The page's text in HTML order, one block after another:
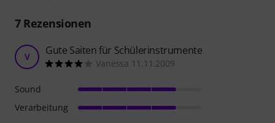
7Rezensionen
V Gute Saiten für Schülerinstrumente
Vanessa 11.11.2009
Sound
Verarbeitung